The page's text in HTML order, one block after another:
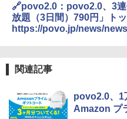
🔗povo2.0：povo2.0、3
放題（3日間）790円」ト
https://povo.jp/news/
関連記事
povo2.0、1
Amazon プ